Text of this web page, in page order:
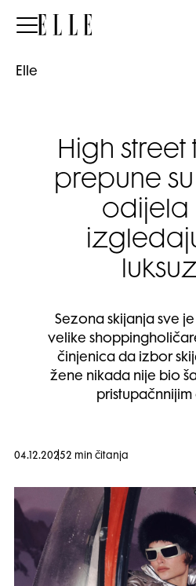
Elle
Elle
High
prepune
odijela
Sezona skijanja sve
velike
činjenica da izbor
žene nikada nije bio
pristupačnnijim
04.12.20252 min čitanja